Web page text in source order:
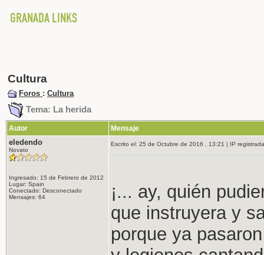
Cultura
Foros : Cultura
Tema: La herida
Autor Mensaje
eledendo
Novato
Ingresado: 15 de Febrero de 2012
Lugar: Spain
Conectado: Desconectado
Mensajes: 64
Escrito el: 25 de Octubre de 2016 , 13:21 | IP registrada
¡... ay, quién
que instruyera y
porque ya